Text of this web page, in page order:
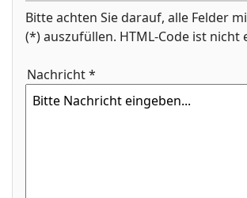
Bitte achten Sie darauf, alle Felder
(*) auszufüllen. HTML-Code ist nicht
Nachricht *